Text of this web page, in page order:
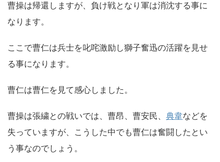
曹操は帰還しますが、負け戦となり軍は消沈する事に
なります。
ここで曹仁は兵士を叱咤激励し獅子奮迅の活躍を見せ
る事になります。
曹仁は曹仁を見て感心しました。
曹操は張繍との戦いでは、曹昂、曹安民、 典韋などを
失っていますが、こうした中でも曹仁は奮闘したとい
う事なのでしょう。